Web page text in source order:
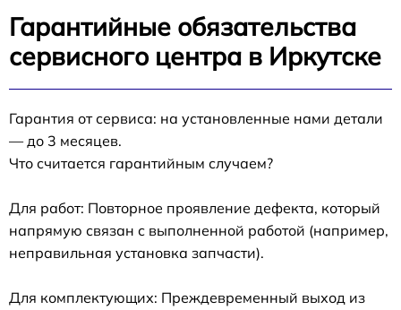
Гарантийные обязательства
сервисного центра в Иркутске
Гарантия от сервиса: на установленные нами детали
— до 3 месяцев.
Что считается гарантийным случаем?
Для работ: Повторное проявление дефекта, который
напрямую связан с выполненной работой (например,
неправильная установка запчасти).
Для комплектующих: Преждевременный выход из